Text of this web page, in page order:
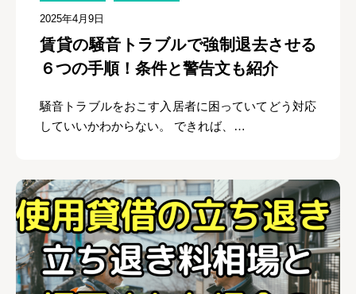
2025年4月9日
賃貸の騒音トラブルで強制退去させる
６つの手順！条件と警告文も紹介
騒音トラブルをおこす入居者に困っていてどう対応
していいかわからない。 できれば、…